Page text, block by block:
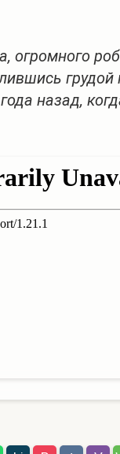
огромного
грудой
назад,